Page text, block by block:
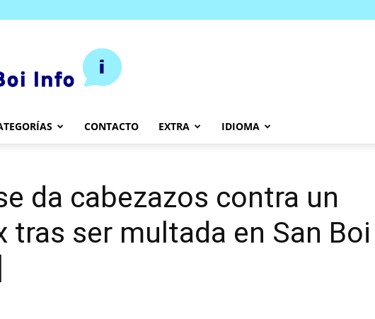
CONTACTO EXTRA IDIOMA
da cabezazos contra un
tras ser multada en San Boi